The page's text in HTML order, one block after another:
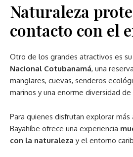
Naturaleza
contacto con el
Otro de los grandes atractivos es
Nacional Cotubanamá, una
manglares, cuevas, senderos
marinos y una enorme diversidad de
Para quienes disfrutan explorar más
Bayahíbe ofrece una experiencia
con la naturaleza y el entorno